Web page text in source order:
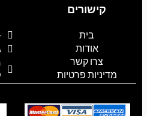
a
s
a
p
p
קישורים
בית
אודות
צרו קשר
מדיניות פרטיות
גם